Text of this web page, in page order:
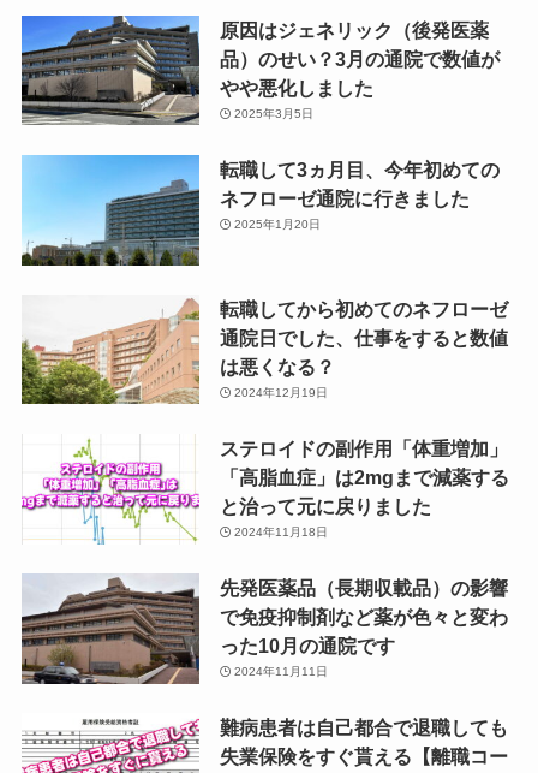
原因はジェネリック（後発医薬
品）のせい？3月の通院で数値が
やや悪化しました
2025年3月5日
転職して3ヵ月目、今年初めての
ネフローゼ通院に行きました
2025年1月20日
転職してから初めてのネフローゼ
通院日でした、仕事をすると数値
は悪くなる？
2024年12月19日
ステロイドの副作用「体重増加」
「高脂血症」は2mgまで減薬する
と治って元に戻りました
2024年11月18日
先発医薬品（長期収載品）の影響
で免疫抑制剤など薬が色々と変わ
った10月の通院です
2024年11月11日
難病患者は自己都合で退職しても
失業保険をすぐ貰える【離職コー